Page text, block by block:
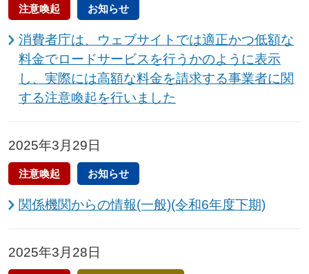
注意喚起 お知らせ
消費者庁は、ウェブサイトでは適正かつ低額な
料金でロードサービスを行うかのように表示
し、実際には高額な料金を請求する事業者に関
する注意喚起を行いました
2025年3月29日
注意喚起 お知らせ
関係機関からの情報(一般)(令和6年度下期)
2025年3月28日